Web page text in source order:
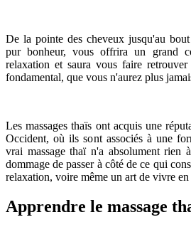
De la pointe des cheveux jusqu'au
pur bonheur, vous offrira un grand
relaxation et saura vous faire
fondamental, que vous n'aurez plus
Les massages thaïs ont acquis une
Occident, où ils sont associés à une
vrai massage thaï n'a absolument rien
dommage de passer à côté de ce qui
relaxation, voire même un art de vivre en
Apprendre le massage